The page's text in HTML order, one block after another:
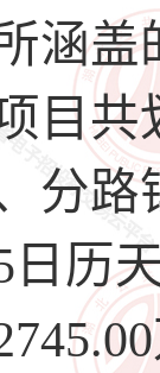
涵盖
目
分
历